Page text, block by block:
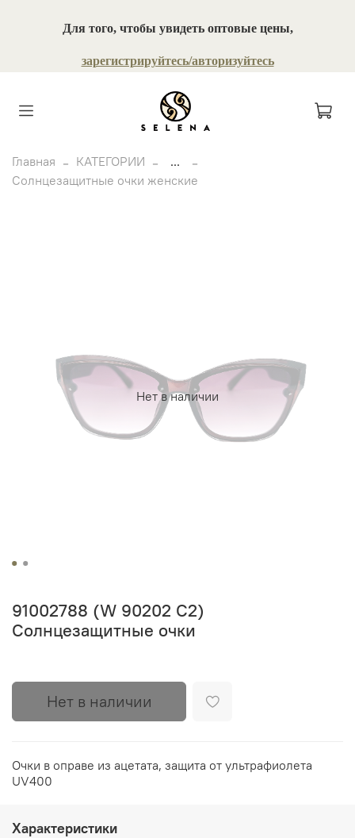
Для того, чтобы увидеть оптовые цены,
зарегистрируйтесь/авторизуйтесь
Главная КАТЕГОРИИ
...
Солнцезащитные очки женские
Нет в наличии
91002788 (W 90202 С2)
Солнцезащитные очки
Нет в наличии
Очки в оправе из ацетата, защита от ультрафиолета
UV400
Характеристики